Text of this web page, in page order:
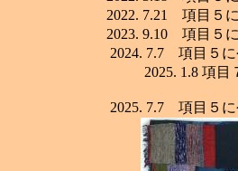
2022. 7.21 項目５
2023. 9.10 項目５
2024. 7.7 項目５
2025. 1.8 項
2025. 7.7 項目５